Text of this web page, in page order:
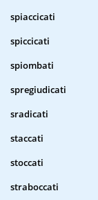
spiaccicati
spiccicati
spiombati
spregiudicati
sradicati
staccati
stoccati
straboccati